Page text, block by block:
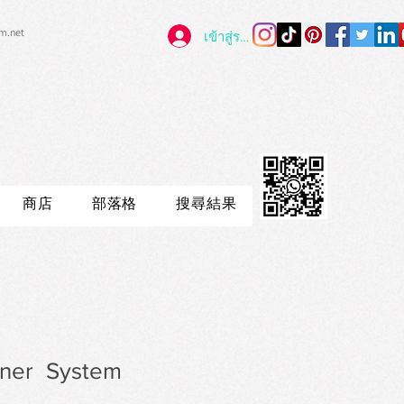
เข้าสู่ระบบ
商店 部落格 搜尋結果
System